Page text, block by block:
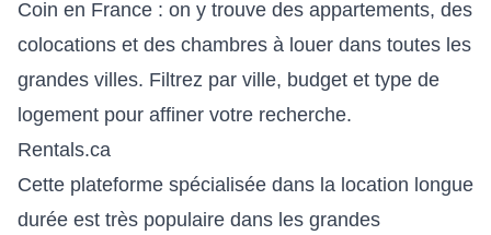
Coin en France : on y trouve des appartements, des
colocations et des chambres à louer dans toutes les
grandes villes. Filtrez par ville, budget et type de
logement pour affiner votre recherche.
Rentals.ca
Cette plateforme spécialisée dans la location longue
durée est très populaire dans les grandes